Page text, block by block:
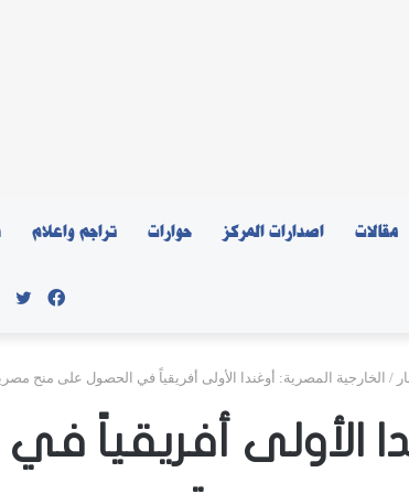
مقالات اصدارات المركز حوارات تراجم واعلام
/ الخارجية المصرية: أوغندا الأولى أفريقياً في الحصول على منح
الأولى أفريقياً